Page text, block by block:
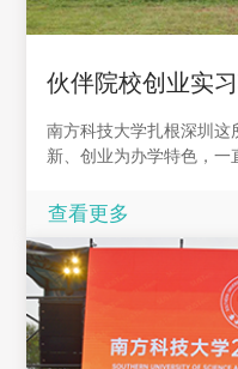
伙伴院校创业实
南方科技大学扎根深圳这
新、创业为办学特色，一
的合作，分享南科大和深
查看更多